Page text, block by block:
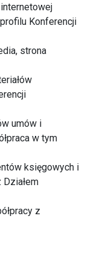
Konferencji
strona
umów i
w tym
księgowych i
z